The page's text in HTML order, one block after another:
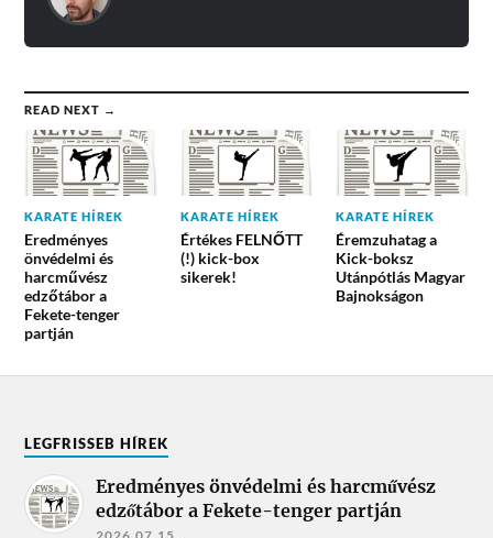
READ NEXT →
KARATE HÍREK
Eredményes
önvédelmi és
harcművész
edzőtábor a
Fekete-tenger
partján
KARATE HÍREK
Értékes FELNŐTT
(!) kick-box
sikerek!
KARATE HÍREK
Éremzuhatag a
Kick-boksz
Utánpótlás Magyar
Bajnokságon
LEGFRISSEB HÍREK
Eredményes önvédelmi és harcművész
edzőtábor a Fekete-tenger partján